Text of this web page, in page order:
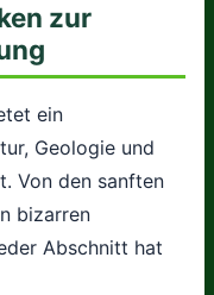
zur
ein
Geologie und
Von den sanften
bizarren
Abschnitt hat